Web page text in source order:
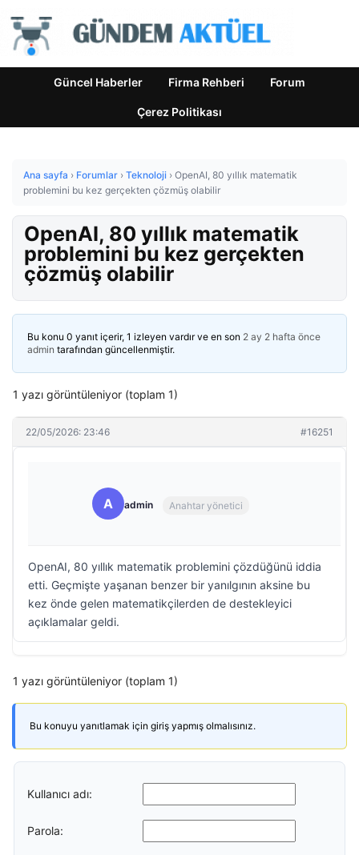
Güncel Haberler Firma Rehberi Forum
Çerez Politikası
Ana sayfa › Forumlar › Teknoloji › OpenAI, 80 yıllık matematik
problemini bu kez gerçekten çözmüş olabilir
OpenAI, 80 yıllık matematik
problemini bu kez gerçekten
çözmüş olabilir
Bu konu 0 yanıt içerir, 1 izleyen vardır ve en son 2 ay 2 hafta önce
admin tarafından güncellenmiştir.
1 yazı görüntüleniyor (toplam 1)
22/05/2026: 23:46 #16251
A admin Anahtar yönetici
OpenAI, 80 yıllık matematik problemini çözdüğünü iddia
etti. Geçmişte yaşanan benzer bir yanılgının aksine bu
kez önde gelen matematikçilerden de destekleyici
açıklamalar geldi.
1 yazı görüntüleniyor (toplam 1)
Bu konuyu yanıtlamak için giriş yapmış olmalısınız.
Kullanıcı adı:
Parola: